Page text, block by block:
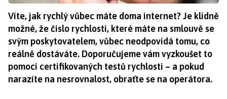
Víte, jak rychlý vůbec máte doma internet? Je klidně
možné, že číslo rychlosti, které máte na smlouvě se
svým poskytovatelem, vůbec neodpovídá tomu, co
reálně dostáváte. Doporučujeme vám vyzkoušet to
pomocí certifikovaných testů rychlosti – a pokud
narazíte na nesrovnalost, obraťte se na operátora.